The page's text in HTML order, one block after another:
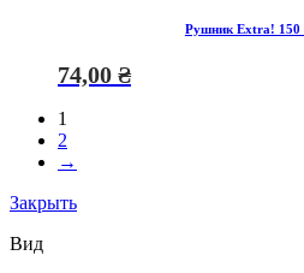
Рушник Extra! 150
74,00 ₴
1
2
→
Закрыть
Вид